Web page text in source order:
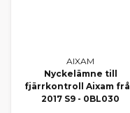
AIXAM
Nyckelämne till
fjärrkontroll Aixam
2017 S9 - 0BL030